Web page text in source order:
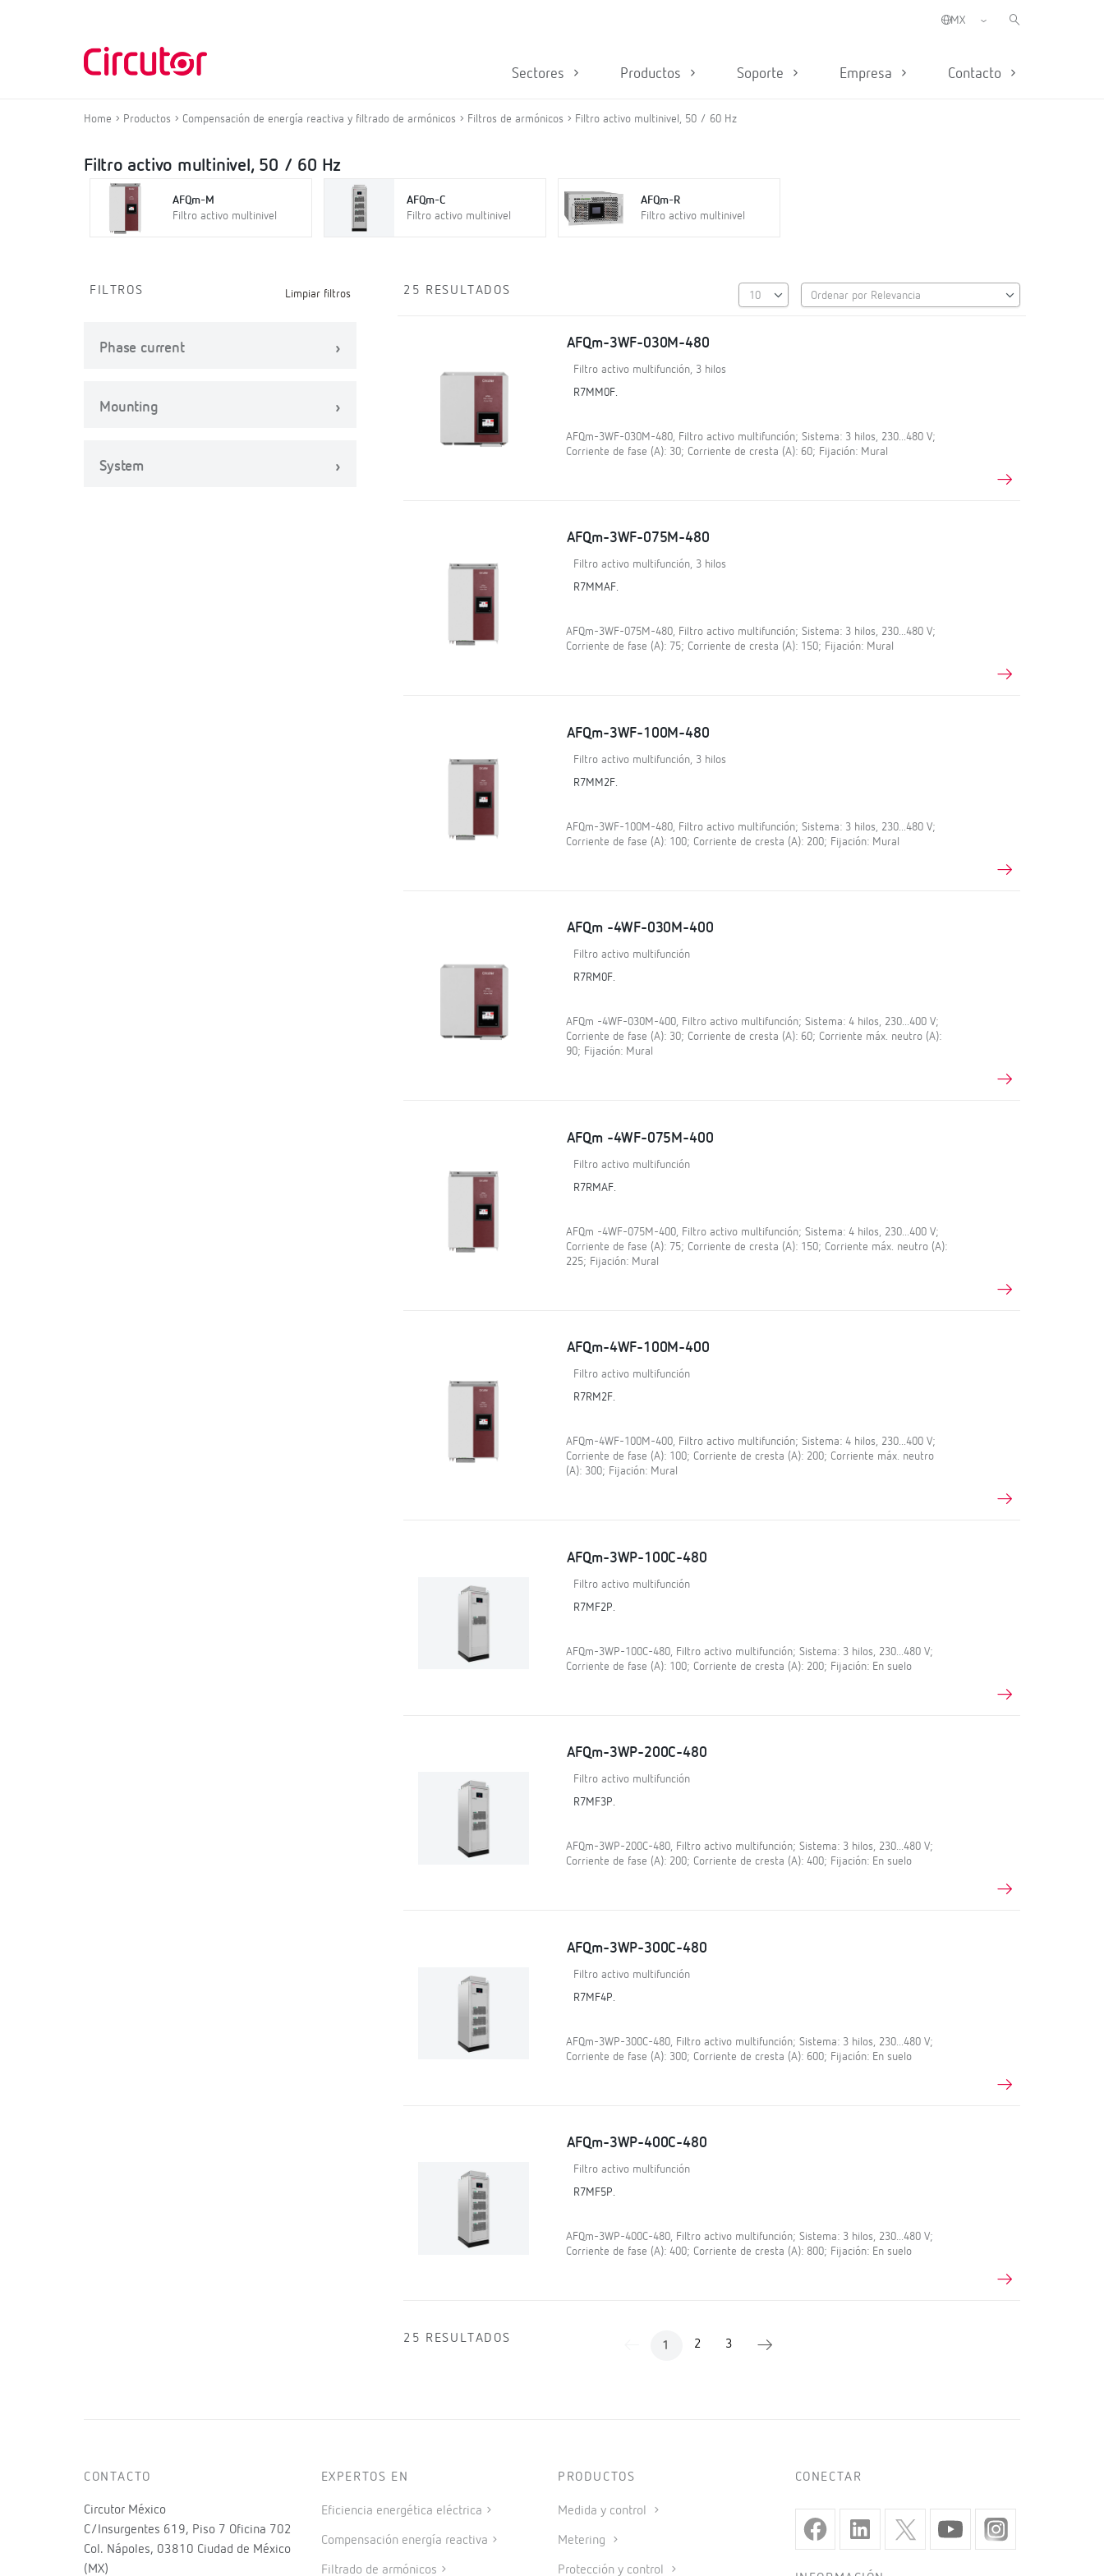
Sectores Productos Soporte Empresa Contacto
Home Productos Compensación de energía reactiva y filtrado de armónicos Filtros de armónicos Filtro activo multinivel, 50 / 60 Hz
Filtro activo multinivel, 50 / 60 Hz
AFQm-M
Filtro activo multinivel
AFQm-C
Filtro activo multinivel
AFQm-R
Filtro activo multinivel
FILTROS Limpiar filtros
Phase current
Mounting
System
25 RESULTADOS
AFQm-3WF-030M-480
Filtro activo multifunción, 3 hilos
R7MM0F.
AFQm-3WF-030M-480, Filtro activo multifunción; Sistema: 3 hilos, 230...480 V;
Corriente de fase (A): 30; Corriente de cresta (A): 60; Fijación: Mural
AFQm-3WF-075M-480
Filtro activo multifunción, 3 hilos
R7MMAF.
AFQm-3WF-075M-480, Filtro activo multifunción; Sistema: 3 hilos, 230...480 V;
Corriente de fase (A): 75; Corriente de cresta (A): 150; Fijación: Mural
AFQm-3WF-100M-480
Filtro activo multifunción, 3 hilos
R7MM2F.
AFQm-3WF-100M-480, Filtro activo multifunción; Sistema: 3 hilos, 230...480 V;
Corriente de fase (A): 100; Corriente de cresta (A): 200; Fijación: Mural
AFQm -4WF-030M-400
Filtro activo multifunción
R7RM0F.
AFQm -4WF-030M-400, Filtro activo multifunción; Sistema: 4 hilos, 230...400 V;
Corriente de fase (A): 30; Corriente de cresta (A): 60; Corriente máx. neutro (A):
90; Fijación: Mural
AFQm -4WF-075M-400
Filtro activo multifunción
R7RMAF.
AFQm -4WF-075M-400, Filtro activo multifunción; Sistema: 4 hilos, 230...400 V;
Corriente de fase (A): 75; Corriente de cresta (A): 150; Corriente máx. neutro (A):
225; Fijación: Mural
AFQm-4WF-100M-400
Filtro activo multifunción
R7RM2F.
AFQm-4WF-100M-400, Filtro activo multifunción; Sistema: 4 hilos, 230...400 V;
Corriente de fase (A): 100; Corriente de cresta (A): 200; Corriente máx. neutro
(A): 300; Fijación: Mural
AFQm-3WP-100C-480
Filtro activo multifunción
R7MF2P.
AFQm-3WP-100C-480, Filtro activo multifunción; Sistema: 3 hilos, 230...480 V;
Corriente de fase (A): 100; Corriente de cresta (A): 200; Fijación: En suelo
AFQm-3WP-200C-480
Filtro activo multifunción
R7MF3P.
AFQm-3WP-200C-480, Filtro activo multifunción; Sistema: 3 hilos, 230...480 V;
Corriente de fase (A): 200; Corriente de cresta (A): 400; Fijación: En suelo
AFQm-3WP-300C-480
Filtro activo multifunción
R7MF4P.
AFQm-3WP-300C-480, Filtro activo multifunción; Sistema: 3 hilos, 230...480 V;
Corriente de fase (A): 300; Corriente de cresta (A): 600; Fijación: En suelo
AFQm-3WP-400C-480
Filtro activo multifunción
R7MF5P.
AFQm-3WP-400C-480, Filtro activo multifunción; Sistema: 3 hilos, 230...480 V;
Corriente de fase (A): 400; Corriente de cresta (A): 800; Fijación: En suelo
25 RESULTADOS
1 2 3
CONTACTO
Circutor México
C/Insurgentes 619, Piso 7 Oficina 702
Col. Nápoles, 03810 Ciudad de México
(MX)
EXPERTOS EN
Eficiencia energética eléctrica
Compensación energía reactiva
Filtrado de armónicos
PRODUCTOS
Medida y control
Metering
Protección y control
CONECTAR